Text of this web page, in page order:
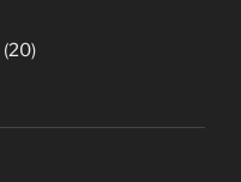
(20)